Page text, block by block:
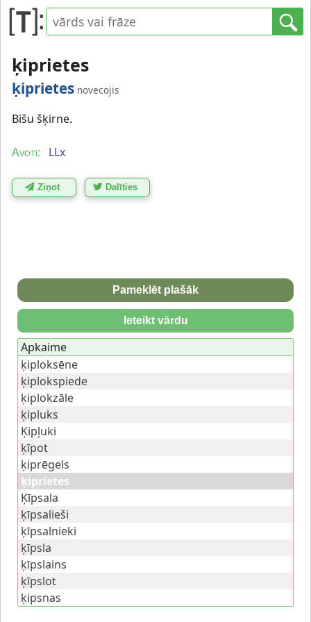
ķiprietes
ķiprietes novecojis
Bišu šķirne.
Avoti: LLx
Ziņot Dalīties
Pameklēt plašāk
Ieteikt vārdu
Apkaime
ķiploksēne
ķiplokspiede
ķiplokzāle
ķipluks
Ķipļuki
ķīpot
ķiprēgels
ķiprietes
Ķīpsala
ķīpsalieši
ķīpsalnieki
ķīpsla
ķīpslains
ķīpslot
ķipsnas